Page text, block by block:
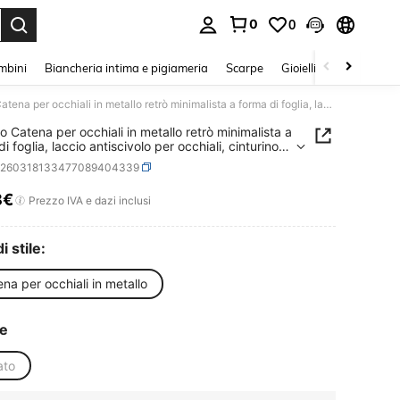
0 0
Biancheria intima e pigiameria Scarpe Gioielli E Accessori
1 pezzo Catena per occhiali in metallo retrò minimalista a forma di foglia, laccio antiscivolo per occhiali, cinturino portaocchiali alla moda, accessori per occhiali, opzione regalo, può essere utilizzato anche come laccio per mascherina
Catena per occhiali in metallo retrò minimalista a
foglia, laccio antiscivolo per occhiali, cinturino
alla moda, accessori per occhiali, opzione
può essere utilizzato anche come laccio per
AND AVAILABILITY
Prezzo IVA e dazi inclusi
stile:
per occhiali in metallo